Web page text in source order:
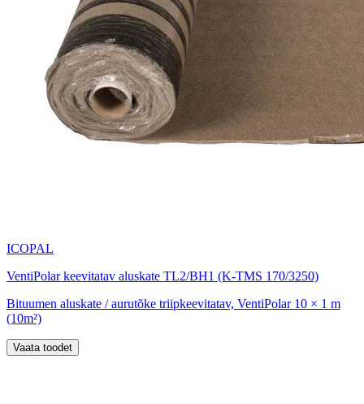
ICOPAL
VentiPolar keevitatav aluskate TL2/BH1 (K-TMS 170/3250)
Bituumen aluskate / aurutõke triipkeevitatav, VentiPolar 10 × 1 m
(10m²)
Vaata toodet